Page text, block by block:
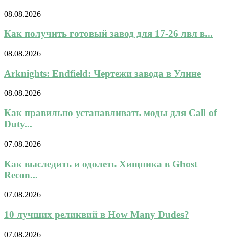
08.08.2026
Как получить готовый завод для 17-26 лвл в...
08.08.2026
Arknights: Endfield: Чертежи завода в Улине
08.08.2026
Как правильно устанавливать моды для Call of
Duty...
07.08.2026
Как выследить и одолеть Хищника в Ghost
Recon...
07.08.2026
10 лучших реликвий в How Many Dudes?
07.08.2026